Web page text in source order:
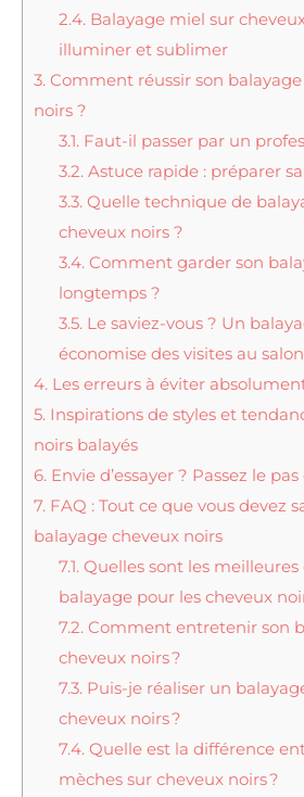
2.4. Balayage miel sur
illuminer et sublimer
3. Comment réussir son
noirs ?
3.1. Faut-il passer par un
3.2. Astuce rapide : préparer
3.3. Quelle technique de
cheveux noirs ?
3.4. Comment garder son
longtemps ?
3.5. Le saviez-vous ? Un
économise des visites au salon
4. Les erreurs à éviter
5. Inspirations de styles et
noirs balayés
6. Envie d’essayer ? Passez le
7. FAQ : Tout ce que vous devez
balayage cheveux noirs
7.1. Quelles sont les meilleures
balayage pour les cheveux
7.2. Comment entretenir son
cheveux noirs ?
7.3. Puis-je réaliser un
cheveux noirs ?
7.4. Quelle est la différence
mèches sur cheveux noirs ?